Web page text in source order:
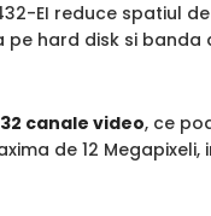
EI reduce spatiul
pe hard disk si banda
32 canale video, ce
de 12